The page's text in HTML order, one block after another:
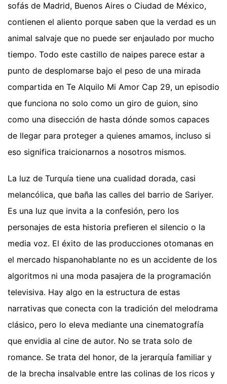
sofás de Madrid, Buenos Aires o Ciudad de México,
contienen el aliento porque saben que la verdad es un
animal salvaje que no puede ser enjaulado por mucho
tiempo. Todo este castillo de naipes parece estar a
punto de desplomarse bajo el peso de una mirada
compartida en Te Alquilo Mi Amor Cap 29, un episodio
que funciona no solo como un giro de guion, sino
como una disección de hasta dónde somos capaces
de llegar para proteger a quienes amamos, incluso si
eso significa traicionarnos a nosotros mismos.
La luz de Turquía tiene una cualidad dorada, casi
melancólica, que baña las calles del barrio de Sariyer.
Es una luz que invita a la confesión, pero los
personajes de esta historia prefieren el silencio o la
media voz. El éxito de las producciones otomanas en
el mercado hispanohablante no es un accidente de los
algoritmos ni una moda pasajera de la programación
televisiva. Hay algo en la estructura de estas
narrativas que conecta con la tradición del melodrama
clásico, pero lo eleva mediante una cinematografía
que envidia al cine de autor. No se trata solo de
romance. Se trata del honor, de la jerarquía familiar y
de la brecha insalvable entre las colinas de los ricos y